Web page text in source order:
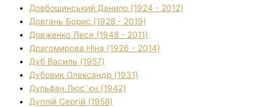
Довбошинський Данило (1924 - 2012)
Довгань Борис (1928 - 2019)
Довженко Леся (1948 - 2011)
Драгомирова Ніна (1926 - 2014)
Дуб Василь (1957)
Дубовик Олександр (1931)
Дульфан Люс`єн (1942)
Дуплій Сергій (1958)